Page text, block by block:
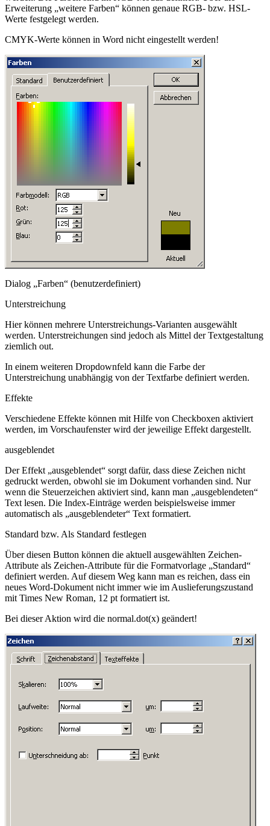
Erweiterung „weitere Farben“ können genaue RGB- bzw. HSL-
Werte festgelegt werden.
CMYK-Werte können in Word nicht eingestellt werden!
Dialog „Farben“ (benutzerdefiniert)
Unterstreichung
Hier können mehrere Unterstreichungs-Varianten ausgewählt
werden. Unterstreichungen sind jedoch als Mittel der Textgestaltung
ziemlich out.
In einem weiteren Dropdownfeld kann die Farbe der
Unterstreichung unabhängig von der Textfarbe definiert werden.
Effekte
Verschiedene Effekte können mit Hilfe von Checkboxen aktiviert
werden, im Vorschaufenster wird der jeweilige Effekt dargestellt.
ausgeblendet
Der Effekt „ausgeblendet“ sorgt dafür, dass diese Zeichen nicht
gedruckt werden, obwohl sie im Dokument vorhanden sind. Nur
wenn die Steuerzeichen aktiviert sind, kann man „ausgeblendeten“
Text lesen. Die Index-Einträge werden beispielsweise immer
automatisch als „ausgeblendeter“ Text formatiert.
Standard bzw. Als Standard festlegen
Über diesen Button können die aktuell ausgewählten Zeichen-
Attribute als Zeichen-Attribute für die Formatvorlage „Standard“
definiert werden. Auf diesem Weg kann man es reichen, dass ein
neues Word-Dokument nicht immer wie im Auslieferungszustand
mit Times New Roman, 12 pt formatiert ist.
Bei dieser Aktion wird die normal.dot(x) geändert!